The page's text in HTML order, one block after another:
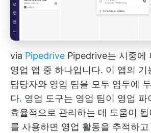
via Pipedrive Pipedrive는 시중에
영업 앱 중 하나입니다. 이 앱의 기
담당자와 영업 팀을 모두 염두에
다. 영업 도구는 영업 팀이 영업 파
효율적으로 관리하는 데 도움이
를 사용하면 영업 활동을 추적하